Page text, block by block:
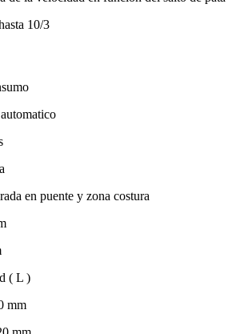
10/3
en puente y zona costura
( L )
mm